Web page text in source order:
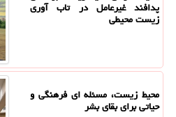
پدافند غیرعامل در تاب آوری
زیست محیطی
محیط زیست، مسئله ای فرهنگی و
حیاتی برای بقای بشر